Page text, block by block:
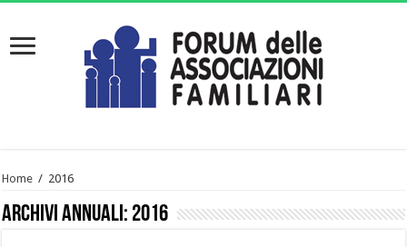
Home / 2016
Archivi annuali: 2016